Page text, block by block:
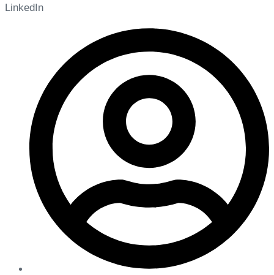
LinkedIn